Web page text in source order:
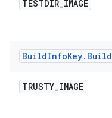
TESTDIR_IMAGE
BuildInfoKey. Build
TRUSTY_IMAGE